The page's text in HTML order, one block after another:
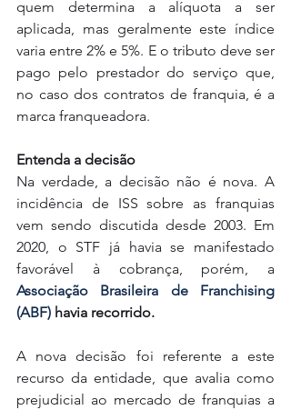
quem determina a alíquota a ser
aplicada, mas geralmente este índice
varia entre 2% e 5%. E o tributo deve ser
pago pelo prestador do serviço que,
no caso dos contratos de franquia, é a
marca franqueadora.
Entenda a decisão
Na verdade, a decisão não é nova. A
incidência de ISS sobre as franquias
vem sendo discutida desde 2003. Em
2020, o STF já havia se manifestado
Associação Brasileira de Franchising
(ABF) havia recorrido.
A nova decisão foi referente a este
recurso da entidade, que avalia como
prejudicial ao mercado de franquias a